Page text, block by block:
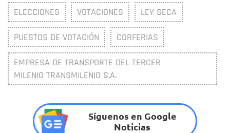
ELECCIONES VOTACIONES LEY SECA
PUESTOS DE VOTACIÓN CORFERIAS
EMPRESA DE TRANSPORTE DEL TERCER
MILENIO TRANSMILENIO S.A.
Síguenos en Google
Noticias